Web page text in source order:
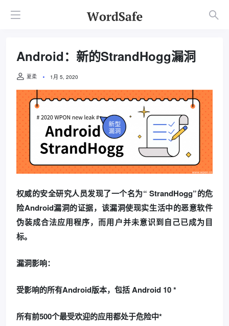
Android：新的StrandHogg漏洞
夏柔 1月 5, 2020
权威的安全研究人员发现了一个名为“ StrandHogg”的危
险Android漏洞的证据，该漏洞使现实生活中的恶意软件
伪装成合法应用程序，而用户并未意识到自己已成为目
标。
漏洞影响：
受影响的所有Android版本，包括 Android 10 *
所有前500个最受欢迎的应用都处于危险中*